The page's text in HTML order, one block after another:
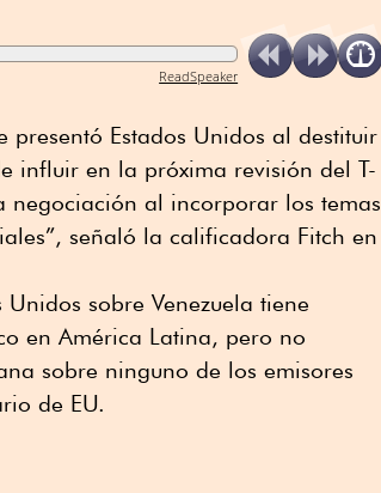
ReadSpeaker
presentó Estados Unidos al destituir
influir en la próxima revisión del T-
al incorporar los temas
señaló la calificadora Fitch en
sobre Venezuela tiene
en América Latina, pero no
sobre ninguno de los emisores
de EU.